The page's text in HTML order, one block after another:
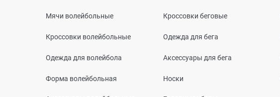
Мячи волейбольные
Кроссовки волейбольные
Одежда для волейбола
Форма волейбольная
Кроссовки беговые
Одежда для бега
Аксессуары для бега
Носки